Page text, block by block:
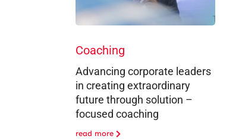
Coaching
Advancing corporate leaders
in creating extraordinary
future through solution –
focused coaching
read more